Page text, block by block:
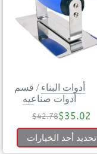
أدوات البناء / قسم
أدوات صناعيه
$42.78$35.02
تحديد أحد الخيارات